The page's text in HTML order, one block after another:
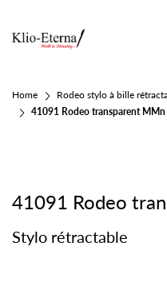
Home
Rodeo stylo à bille
41091 Rodeo transparent MMn
41091 Rodeo
Stylo rétractable